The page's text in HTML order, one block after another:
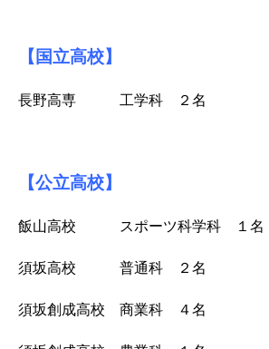
【国立高校】
長野高専 工学科 ２名
【公立高校】
飯山高校 スポーツ科学科 １名
須坂高校 普通科 ２名
須坂創成高校 商業科 ４名